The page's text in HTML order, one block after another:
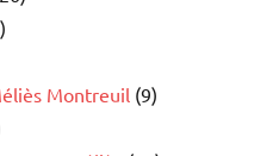
Montreuil (9)